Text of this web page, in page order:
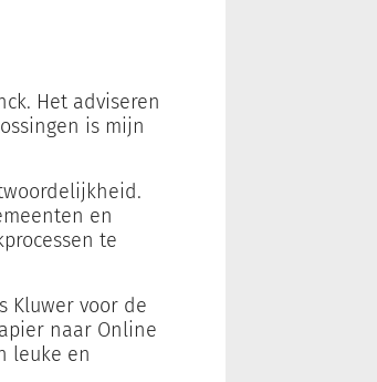
Het adviseren
is mijn
en
te
Kluwer voor de
naar Online
leuke en